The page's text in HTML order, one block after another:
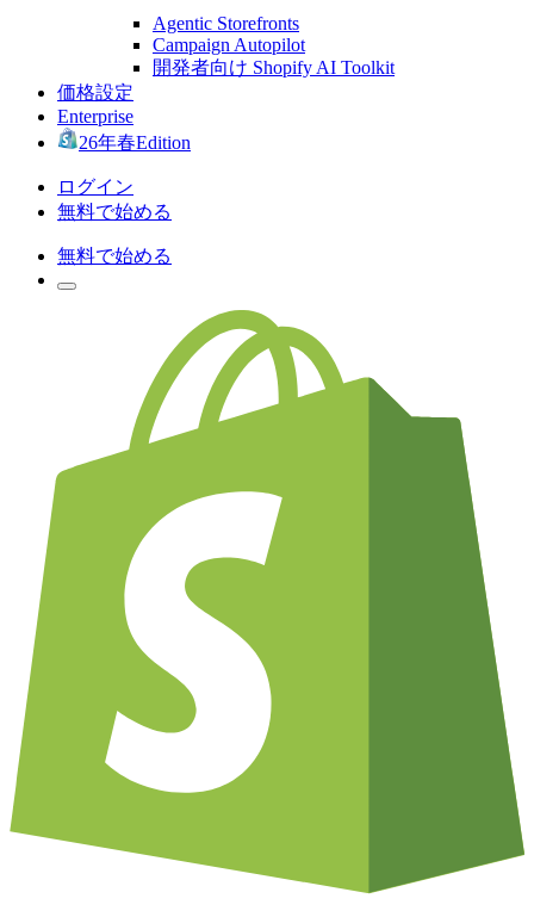
Agentic Storefronts
Campaign Autopilot
開発者向け Shopify AI Toolkit
価格設定
Enterprise
26年春Edition
ログイン
無料で始める
無料で始める